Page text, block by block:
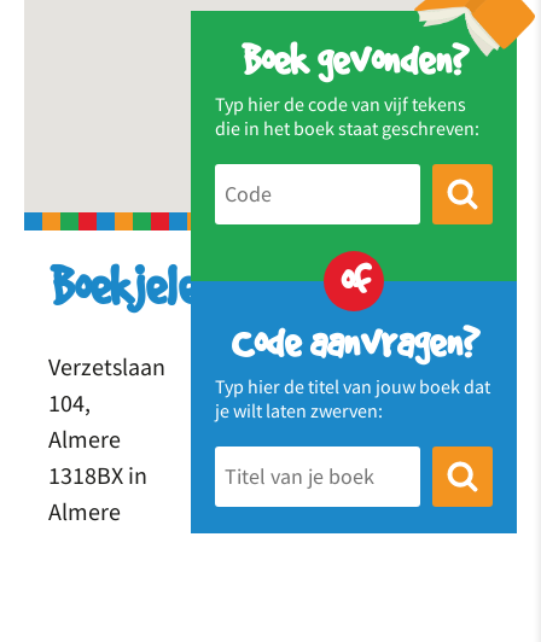
Boek gevonden?
Typ hier de code van vijf tekens
die in het boek staat geschreven:
of
Code aanvragen?
Typ hier de titel van jouw boek dat
je wilt laten zwerven:
Boekjelezen@036
Verzetslaan
104,
Almere
1318BX in
Almere